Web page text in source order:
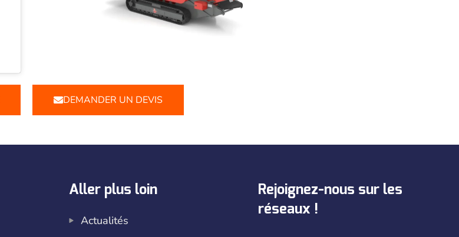
DEMANDER UN DEVIS
Aller plus loin
Actualités
Rejoignez-nous sur les
réseaux !